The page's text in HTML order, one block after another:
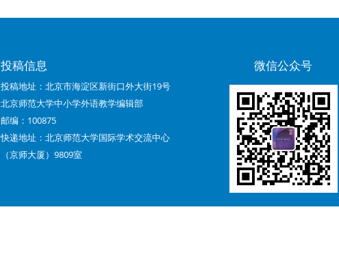
投稿信息
投稿地址：北京市海淀区新街口外大街19号
北京师范大学中小学外语教学编辑部
邮编：100875
快递地址：北京师范大学国际学术交流中心
（京师大厦）9809室
微信公众号